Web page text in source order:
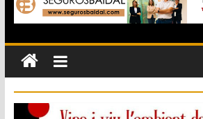
Campo con la recepción a la Capitanía